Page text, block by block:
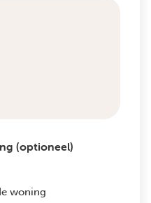
(optioneel)
woning